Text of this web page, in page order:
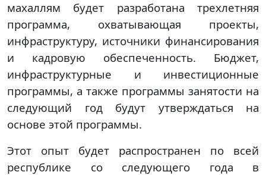
махаллям будет разработана трехлетняя
программа, охватывающая проекты,
инфраструктуру, источники финансирования
и кадровую обеспеченность. Бюджет,
инфраструктурные и инвестиционные
программы, а также программы занятости на
следующий год будут утверждаться на
основе этой программы.
Этот опыт будет распространен по всей
республике со следующего года в